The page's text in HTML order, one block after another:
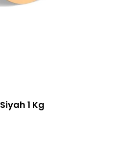
1 Kg